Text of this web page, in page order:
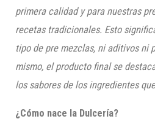
primera calidad y para nuestras
recetas tradicionales. Esto
tipo de pre mezclas, ni aditivos ni
mismo, el producto final se
los sabores de los ingredientes
¿Cómo nace la Dulcería?